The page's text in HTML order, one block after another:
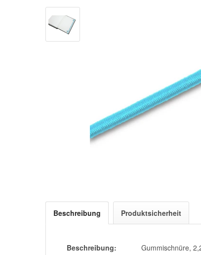
Beschreibung Produktsicherheit
Beschreibung:
Gummischnüre,